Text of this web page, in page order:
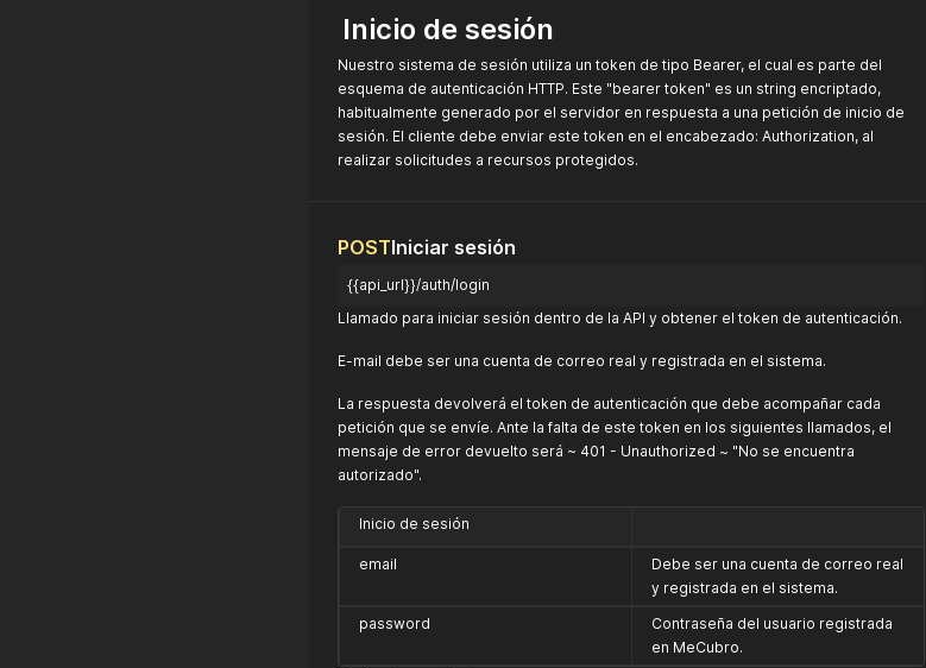
Inicio de sesión
Nuestro sistema de sesión utiliza un token de tipo Bearer, el cual es parte del
esquema de autenticación HTTP. Este "bearer token" es un string encriptado,
habitualmente generado por el servidor en respuesta a una petición de inicio de
sesión. El cliente debe enviar este token en el encabezado: Authorization, al
realizar solicitudes a recursos protegidos.
POSTIniciar sesión
{{api_url}}/auth/login
Llamado para iniciar sesión dentro de la API y obtener el token de autenticación.
E-mail debe ser una cuenta de correo real y registrada en el sistema.
La respuesta devolverá el token de autenticación que debe acompañar cada
petición que se envíe. Ante la falta de este token en los siguientes llamados, el
mensaje de error devuelto será ~ 401 - Unauthorized ~ "No se encuentra
autorizado".
Inicio de sesión
email
Debe ser una cuenta de correo real
y registrada en el sistema.
password
Contraseña del usuario registrada
en MeCubro.